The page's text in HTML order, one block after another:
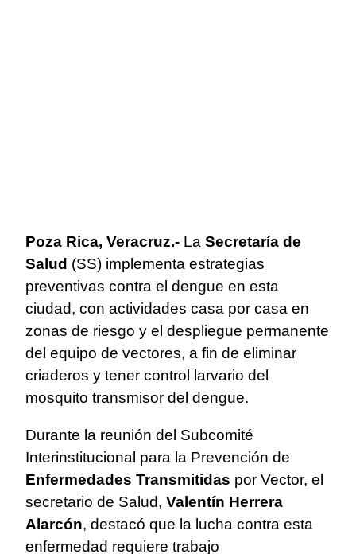
Poza Rica, Veracruz.- La Secretaría de
Salud (SS) implementa estrategias
preventivas contra el dengue en esta
ciudad, con actividades casa por casa en
zonas de riesgo y el despliegue permanente
del equipo de vectores, a fin de eliminar
criaderos y tener control larvario del
mosquito transmisor del dengue.
Durante la reunión del Subcomité
Interinstitucional para la Prevención de
Enfermedades Transmitidas por Vector, el
secretario de Salud, Valentín Herrera
Alarcón, destacó que la lucha contra esta
enfermedad requiere trabajo